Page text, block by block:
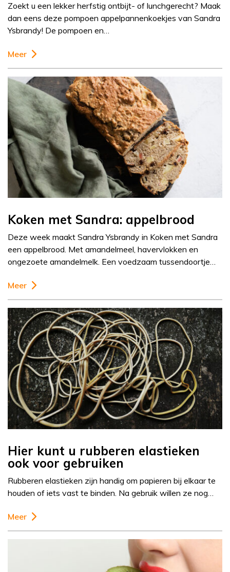
Zoekt u een lekker herfstig ontbijt- of lunchgerecht? Maak
dan eens deze pompoen appelpannenkoekjes van Sandra
Ysbrandy! De pompoen en…
Meer
Koken met Sandra: appelbrood
Deze week maakt Sandra Ysbrandy in Koken met Sandra
een appelbrood. Met amandelmeel, havervlokken en
ongezoete amandelmelk. Een voedzaam tussendoortje…
Meer
Hier kunt u rubberen elastieken
ook voor gebruiken
Rubberen elastieken zijn handig om papieren bij elkaar te
houden of iets vast te binden. Na gebruik willen ze nog…
Meer